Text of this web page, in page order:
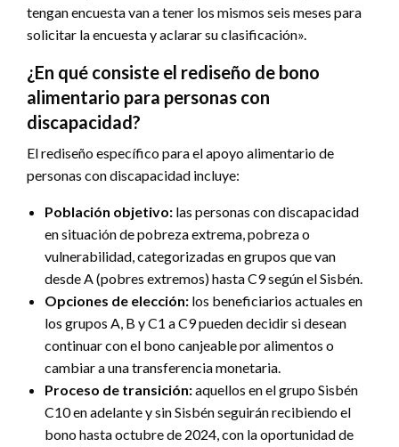
tengan encuesta van a tener los mismos seis meses para
solicitar la encuesta y aclarar su clasificación».
¿En qué consiste el rediseño de bono
alimentario para personas con
discapacidad?
El rediseño específico para el apoyo alimentario de
personas con discapacidad incluye:
Población objetivo: las personas con discapacidad
en situación de pobreza extrema, pobreza o
vulnerabilidad, categorizadas en grupos que van
desde A (pobres extremos) hasta C9 según el Sisbén.
Opciones de elección: los beneficiarios actuales en
los grupos A, B y C1 a C9 pueden decidir si desean
continuar con el bono canjeable por alimentos o
cambiar a una transferencia monetaria.
Proceso de transición:aquellos en el grupo Sisbén
C10 en adelante y sin Sisbén seguirán recibiendo el
bono hasta octubre de 2024, con la oportunidad de